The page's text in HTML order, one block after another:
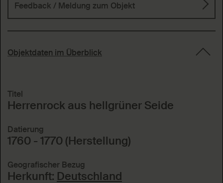
Feedback / Meldung zum Objekt
Objektdaten im Überblick
Titel
Herrenrock aus hellgrüner Seide
Datierung
1760 - 1770 (Herstellung)
Geografischer Bezug
Herkunft: Deutschland